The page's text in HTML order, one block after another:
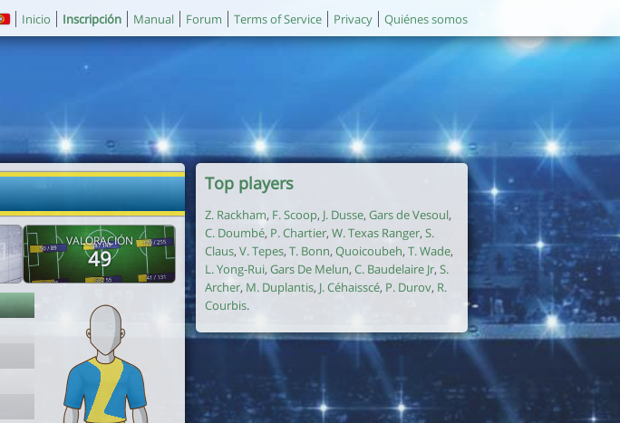
Inicio Inscripción Manual Forum Terms of Service Privacy Quiénes somos
VALORACIÓN
49
Top players
Z. Rackham, F. Scoop, J. Dusse, Gars de Vesoul,
C. Doumbé, P. Chartier, W. Texas Ranger, S.
Claus, V. Tepes, T. Bonn, Quoicoubeh, T. Wade,
L. Yong-Rui, Gars De Melun, C. Baudelaire Jr, S.
Archer, M. Duplantis, J. Céhaisscé, P. Durov, R.
Courbis.